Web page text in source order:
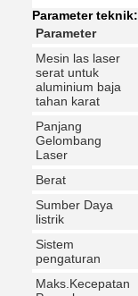
Parameter teknik:
Parameter
Mesin las laser
serat untuk
aluminium baja
tahan karat
Panjang
Gelombang
Laser
Berat
Sumber Daya
listrik
Sistem
pengaturan
Maks.Kecepatan